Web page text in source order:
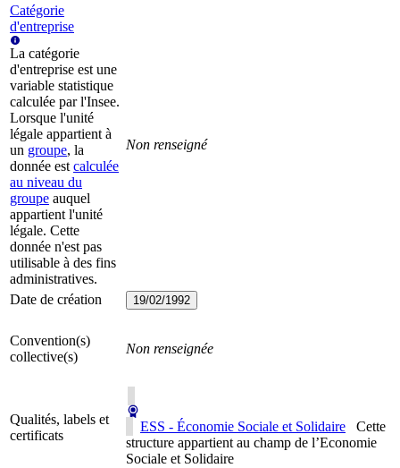
Catégorie
d'entreprise
La catégorie
d'entreprise est une
variable statistique
calculée par l'Insee.
Lorsque l'unité
légale appartient à
un groupe, la
donnée est calculée
au niveau du
groupe auquel
appartient l'unité
légale. Cette
donnée n'est pas
utilisable à des fins
administratives.
Non renseigné
Date de création 19/02/1992
Convention(s)
collective(s)
Non renseignée
Qualités, labels et
certificats
ESS - Économie Sociale et Solidaire
Cette
structure appartient au champ de l’Economie
Sociale et Solidaire